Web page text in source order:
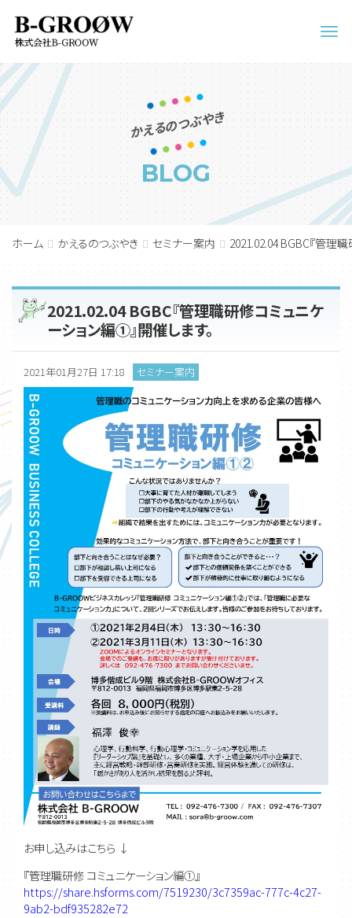
かえるのつぶやき
BLOG
ホーム かえるのつぶやき セミナー案内 2021.02.04 BGBC『管理
2021.02.04 BGBC『管理職研修コミュニケ
ーション編①』開催します。
2021年01月27日 17:18 セミナー案内
お申し込みはこちら ↓
『管理職研修 コミュニケーション編①』
https://share.hsforms.com/7519230/3c7359ac-777c-4c27-
9ab2-bdf935282e72